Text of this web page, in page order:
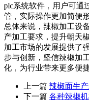
plc系统软件，用户可通
管，实际操作更加简便形
总体来说，辣椒加工设
产加工要求，提升朝天
加工市场的发展提供了
步与创新，坚信辣椒加
化，为行业带来更多便
上一篇 辣椒面生
下一篇 各种辣椒